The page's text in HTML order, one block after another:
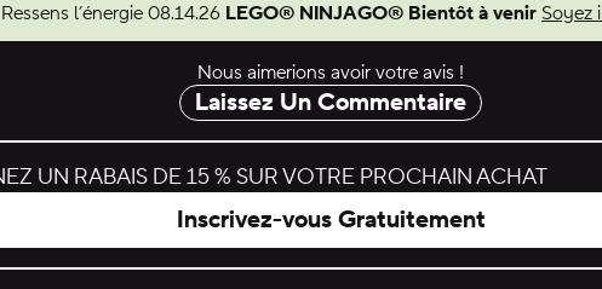
Ressens l’énergie 08.14.26 LEGO® NINJAGO® Bientôt à venir Soyez
Nous aimerions avoir votre avis !
Laissez Un Commentaire
UN RABAIS DE 15 % SUR VOTRE PROCHAIN ACHAT
Inscrivez-vous Gratuitement